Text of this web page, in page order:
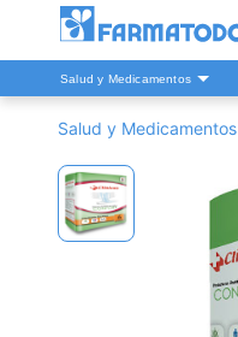
Salud y Medicamentos
Salud y Medicamentos